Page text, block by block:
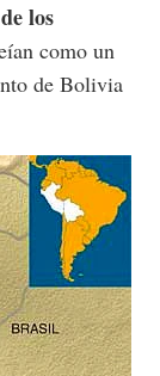
los
como un
de Bolivia